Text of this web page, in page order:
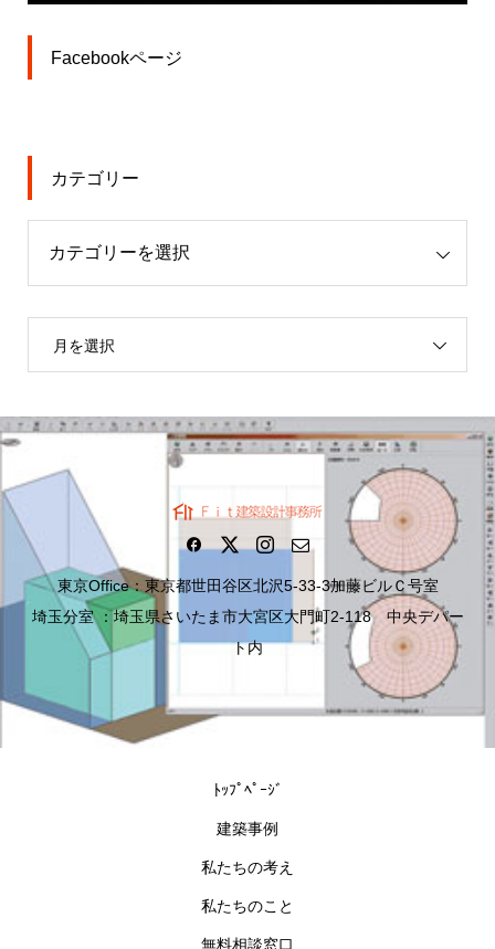
Facebookページ
カテゴリー
月を選択
東京Office：東京都世田谷区北沢5-33-3加藤ビルＣ号室
埼玉分室 ：埼玉県さいたま市大宮区大門町2-118 中央デパー
ト内
ﾄｯﾌﾟﾍﾟｰｼﾞ
建築事例
私たちの考え
私たちのこと
無料相談窓口